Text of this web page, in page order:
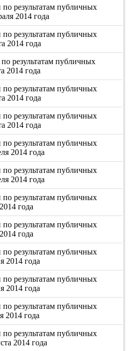
результатам публичных
2014 года
результатам публичных
2014 года
результатам публичных
2014 года
результатам публичных
2014 года
результатам публичных
2014 года
результатам публичных
2014 года
результатам публичных
2014 года
результатам публичных
года
результатам публичных
года
результатам публичных
2014 года
результатам публичных
2014 года
результатам публичных
2014 года
результатам публичных
2014 года